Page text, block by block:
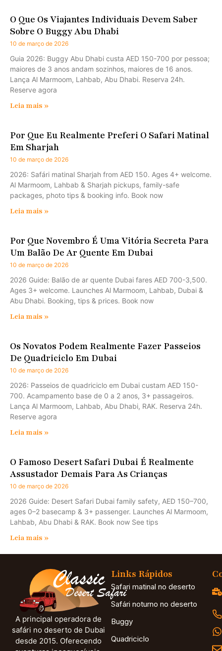
O Que Os Viajantes Individuais Devem Saber
Sobre O Buggy Abu Dhabi
10 de março de 2026
Guia 2026: Buggy Abu Dhabi custa AED 150-700 por pessoa;
maiores de 3 anos andam sozinhos, maiores de 16 anos.
Lança Al Marmoom, Lahbab, Abu Dhabi. Reserva 24h.
Reserve agora
Leia mais »
Por Que Eu Realmente Preferi O Safari Matinal
Em Sharjah
10 de março de 2026
2026: Safári matinal Sharjah from AED 150. Ages 4+ welcome.
Al Marmoom, Lahbab & Sharjah pickups, family-safe
packages, photo tips & booking info. Book now
Leia mais »
Por Que Novembro É Uma Vitória Secreta Para
Um Balão De Ar Quente Em Dubai
10 de março de 2026
2026 Guide: Balão de ar quente Dubai fares AED 700-3,500.
Ages 3+ welcome. Launches Al Marmoom, Lahbab, Dubai &
Abu Dhabi. Booking, tips & prices. Book now
Leia mais »
Os Novatos Podem Realmente Fazer Passeios
De Quadriciclo Em Dubai
10 de março de 2026
2026: Passeios de quadriciclo em Dubai custam AED 150-
700. Acampamento base de 0 a 2 anos, 3+ passageiros.
Lança Al Marmoom, Lahbab, Abu Dhabi, RAK. Reserva 24h.
Reserve agora
Leia mais »
O Famoso Desert Safari Dubai É Realmente
Assustador Demais Para As Crianças
10 de março de 2026
2026 Guide: Desert Safari Dubai family safety, AED 150–700,
ages 0–2 basecamp & 3+ passenger. Launches Al Marmoom,
Lahbab, Abu Dhabi & RAK. Book now See tips
Leia mais »
A principal operadora de
safári no deserto de Dubai
desde 2015. Oferecendo
Links Rápidos
Safari matinal no deserto
Safári noturno no deserto
Buggy
Quadriciclo